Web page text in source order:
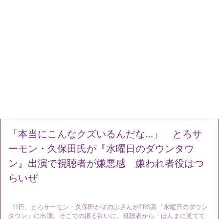
「本当にこんなクズいるんだな…」 とろサ
ーモン・久保田氏が『水曜日のダウンタウ
ン』出演で視聴者が嫌悪感 嫌われ者役はつ
らいぜ
11日、とろサーモン・久保田かずのぶさんがTBS系『水曜日のダウン
タウン』に出演。そこでの振る舞いに、視聴者から「ほんまに見てて